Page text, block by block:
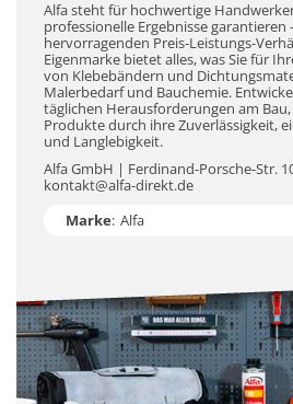
Alfa steht für hochwertige
professionelle Ergebnisse garantieren
hervorragenden Preis-Leistungs-
Eigenmarke bietet alles, was Sie für
von Klebebändern und
Malerbedarf und Bauchemie.
täglichen Herausforderungen am
Produkte durch ihre Zuverlässigkeit,
und Langlebigkeit.
Alfa GmbH | Ferdinand-Porsche-Str.
kontakt@alfa-direkt.de
Marke: Alfa